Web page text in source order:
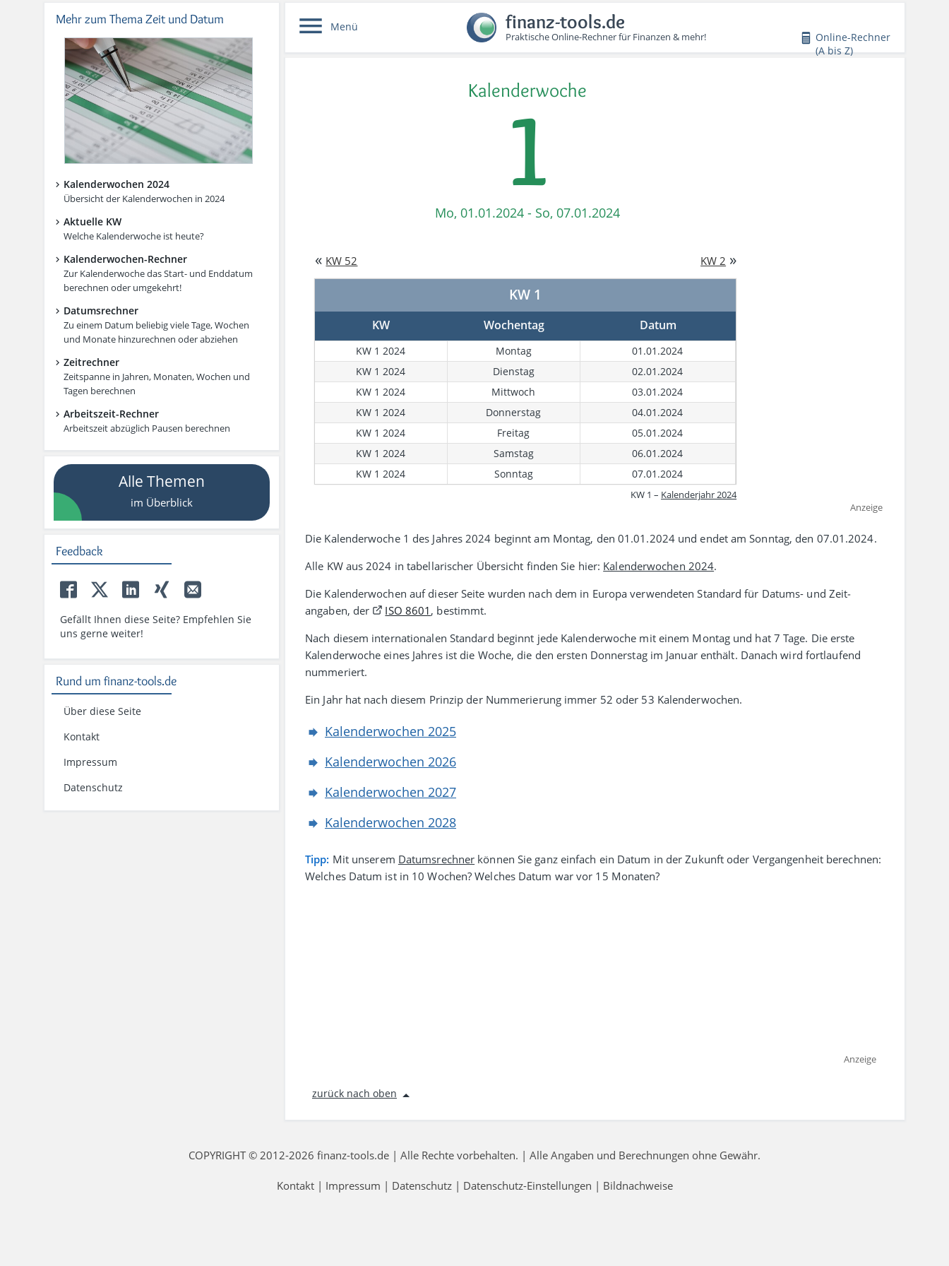
Menü finanz-tools.de
Praktische Online-Rechner für Finanzen & mehr!
Online-Rechner
(A bis Z)
Anzeige
Kalenderwoche
1
Mo, 01.01.2024 - So, 07.01.2024
« KW 52 KW 2 »
KW 1
KW Wochentag Datum
KW 1 2024 Montag
01.01.2024
KW 1 2024
Dienstag
02.01.2024
KW 1 2024
Mittwoch
03.01.2024
KW 1 2024
Donnerstag
04.01.2024
KW 1 2024
Freitag
05.01.2024
KW 1 2024
Samstag
06.01.2024
KW 1 2024
Sonntag 07.01.2024
KW 1 – Kalenderjahr 2024
Die Kalenderwoche 1 des Jahres 2024 beginnt am Montag, den 01.01.2024 und endet am Sonntag, den 07.01.2024.
Alle KW aus 2024 in tabellarischer Übersicht finden Sie hier: Kalenderwochen 2024.
Die Kalenderwochen auf dieser Seite wurden nach dem in Europa verwen­deten Standard für Datums- und Zeit­
angaben, der
ISO 8601 , bestimmt.
Nach diesem inter­natio­nalen Stan­dard beginnt jede Kalenderwoche mit einem Montag und hat 7 Tage. Die erste
Kalender­woche eines Jahres ist die Woche, die den ersten Donner­stag im Januar enthält. Danach wird fort­laufend
nummeriert.
Ein Jahr hat nach diesem Prinzip der Nummerierung immer 52 oder 53 Kalenderwochen.
Kalenderwochen 2025
Kalenderwochen 2026
Kalenderwochen 2027
Kalenderwochen 2028
Tipp: Mit unserem Datumsrechner können Sie ganz einfach ein Datum in der Zukunft oder Vergangenheit berechnen:
Welches Datum ist in 10 Wochen? Welches Datum war vor 15 Monaten?
Anzeige
zurück nach oben
Mehr zum Thema Zeit und Datum
Kalenderwochen 2024
Übersicht der Kalenderwochen in 2024
Aktuelle KW
Welche Kalenderwoche ist heute?
Kalenderwochen-Rechner
Zur Kalenderwoche das Start- und Enddatum
berechnen oder umgekehrt!
Datumsrechner
Zu einem Datum beliebig viele Tage, Wochen
und Monate hinzurechnen oder abziehen
Zeitrechner
Zeitspanne in Jahren, Monaten, Wochen und
Tagen berechnen
Arbeitszeit-Rechner
Arbeitszeit abzüglich Pausen berechnen
Alle Themen
im Überblick
Feedback
Gefällt Ihnen diese Seite? Empfehlen Sie
uns gerne weiter!
Rund um finanz-tools.de
Über diese Seite
Kontakt
Impressum
Datenschutz
COPYRIGHT © 2012-2026 finanz-tools.de | Alle Rechte vorbehalten. | Alle Angaben und Berechnungen ohne Gewähr.
Kontakt| Impressum | Datenschutz| Datenschutz-Einstellungen | Bildnachweise